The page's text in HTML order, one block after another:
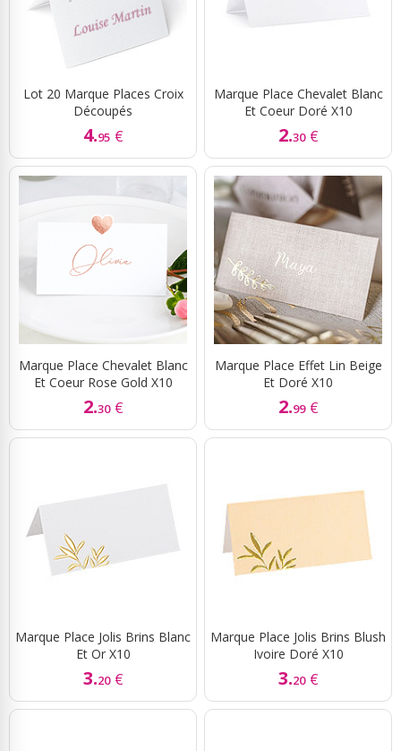
Lot 20 Marque Places Croix
Découpés
4.95 €
Marque Place Chevalet Blanc
Et Coeur Doré X10
2.30 €
Marque Place Chevalet Blanc
Et Coeur Rose Gold X10
2.30 €
Marque Place Effet Lin Beige
Et Doré X10
2.99 €
Marque Place Jolis Brins Blanc
Et Or X10
3.20 €
Marque Place Jolis Brins Blush
Ivoire Doré X10
3.20 €